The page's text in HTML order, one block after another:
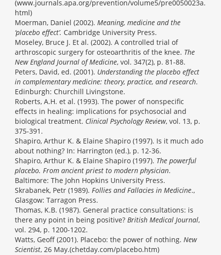
(www.journals.apa.org/prevention/volume5/pre0050023a.
html)
Moerman, Daniel (2002). Meaning, medicine and the
‘placebo effect’. Cambridge University Press.
Moseley, Bruce J. Et al. (2002). A controlled trial of
arthroscopic surgery for osteoarthritis of the knee. The
New England Journal of Medicine, vol. 347(2), p. 81-88.
Peters, David, ed. (2001). Understanding the placebo effect
in complementary medicine: theory, practice, and research.
Edinburgh: Churchill Livingstone.
Roberts, A.H. et al. (1993). The power of nonspecific
effects in healing: implications for psychosocial and
biological treatment. Clinical Psychology Review, vol. 13, p.
375-391.
Shapiro, Arthur K. & Elaine Shapiro (1997). Is it much ado
about nothing? In: Harrington (ed.), p. 12-36.
Shapiro, Arthur K. & Elaine Shapiro (1997). The powerful
placebo. From ancient priest to modern physician.
Baltimore: The John Hopkins University Press.
Skrabanek, Petr (1989). Follies and Fallacies in Medicine.,
Glasgow: Tarragon Press.
Thomas, K.B. (1987). General practice consultations: is
there any point in being positive? British Medical Journal,
vol. 294, p. 1200-1202.
Watts, Geoff (2001). Placebo: the power of nothing. New
Scientist, 26 May.(chetday.com/placebo.htm)